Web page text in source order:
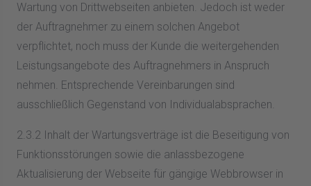
Wartung von Drittwebseiten anbieten. Jedoch ist weder
der Auftragnehmer zu einem solchen Angebot
verpflichtet, noch muss der Kunde die weitergehenden
Leistungsangebote des Auftragnehmers in Anspruch
nehmen. Entsprechende Vereinbarungen sind
ausschließlich Gegenstand von Individualabsprachen.
2.3.2 Inhalt der Wartungsverträge ist die Beseitigung von
Funktionsstörungen sowie die anlassbezogene
Aktualisierung der Webseite für gängige Webbrowser in